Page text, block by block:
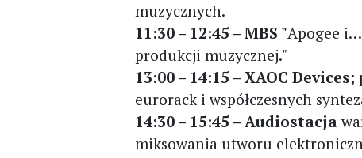
muzycznych.
11:30 – 12:45 – MBS "Apogee
produkcji muzycznej."
13:00 – 14:15 – XAOC Devices;
eurorack i współczesnych
14:30 – 15:45 – Audiostacja
miksowania utworu